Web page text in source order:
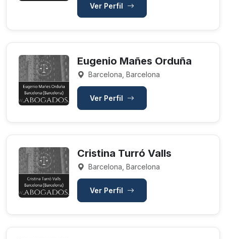
Ver Perfil
Eugenio Mañes Orduña
Barcelona, Barcelona
Ver Perfil
Cristina Turró Valls
Barcelona, Barcelona
Ver Perfil